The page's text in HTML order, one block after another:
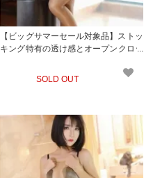
【ビッグサマーセール対象品】ストッ
キング特有の透け感とオープンクロッ
ディストッキング(STOCKING) ブラウ
SOLD OUT